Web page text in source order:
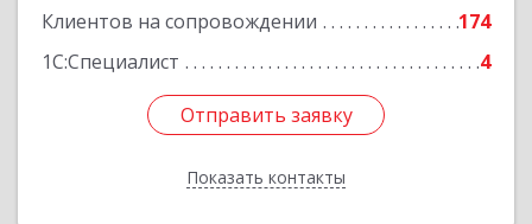
Клиентов на сопровождении
174
1С:Специалист
4
Отправить заявку
Показать контакты
Подробнее
Отправить заявку
Назад